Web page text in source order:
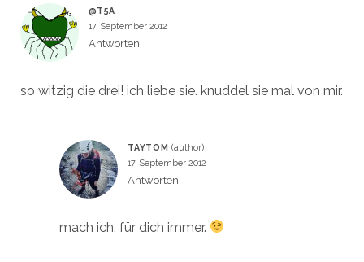
@T5A
17. September 2012
Antworten
so witzig die drei! ich liebe sie. knuddel sie mal von mir.
TAYTOM
17. September 2012
Antworten
mach ich. für dich immer.